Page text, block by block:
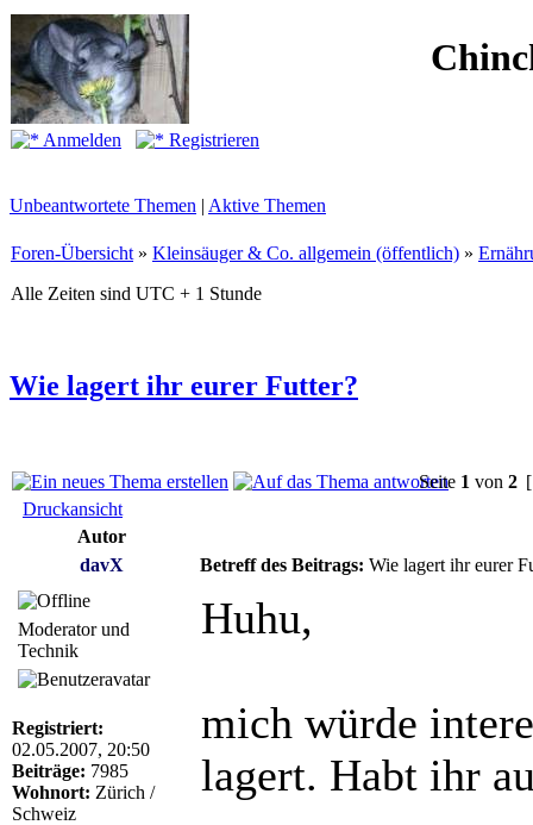
Anmelden
Registrieren
Unbeantwortete Themen | Aktive Themen
Foren-Übersicht » Kleinsäuger & Co. allgemein (öffentlich) »
Alle Zeiten sind UTC + 1 Stunde
Wie lagert ihr eurer Futter?
Seite 1 von 2
Druckansicht
Autor
davX
Betreff des Beitrags: Wie lagert ihr eurer
Moderator und
Technik
Registriert:
02.05.2007, 20:50
Beiträge: 7985
Wohnort: Zürich /
Schweiz
Huhu,
mich würde
lagert. Habt ihr